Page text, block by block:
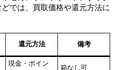
では、買取価格や還元方法に
還元方法 備考
現金・ポイン
箱なし可